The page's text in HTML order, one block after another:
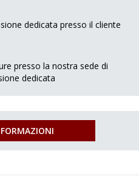
dedicata presso il cliente
presso la nostra sede di
dedicata